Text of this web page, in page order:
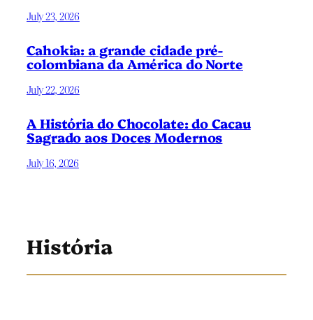
July 23, 2026
Cahokia: a grande cidade pré-
colombiana da América do Norte
July 22, 2026
A História do Chocolate: do Cacau
Sagrado aos Doces Modernos
July 16, 2026
História